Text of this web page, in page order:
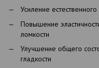
Усиление
Повышение
ломкости
Улучшение общего
гладкости